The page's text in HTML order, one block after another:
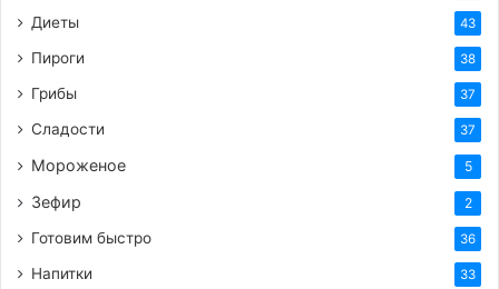
Диеты 43
Пироги 38
Грибы 37
Сладости 37
Мороженое 5
Зефир 2
Готовим быстро 36
Напитки 33